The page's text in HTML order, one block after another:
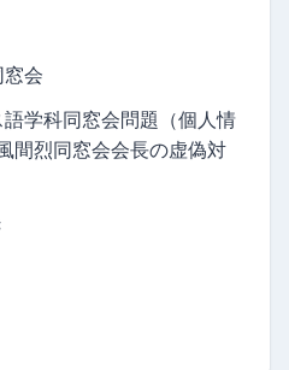
会
学科同窓会問題（個人情
間烈同窓会会長の虚偽対